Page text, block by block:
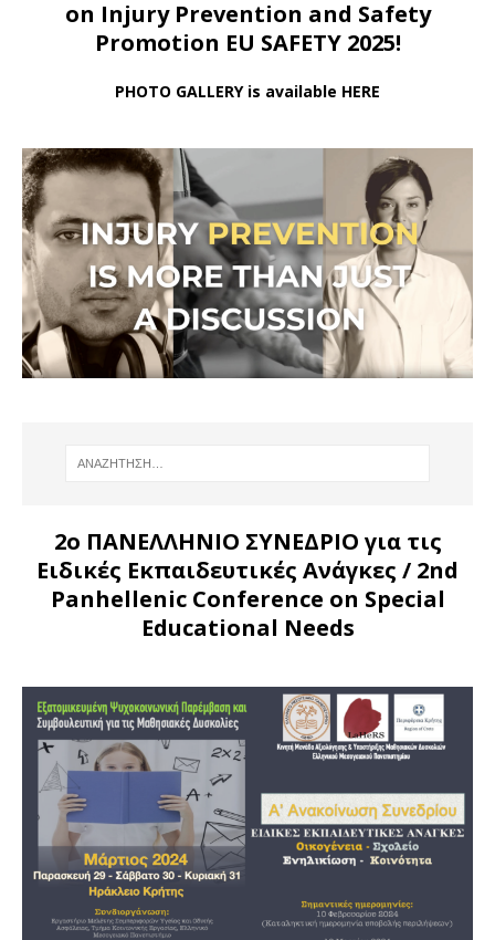
on Injury Prevention and Safety
Promotion EU SAFETY 2025!
PHOTO GALLERY is available HERE
2ο ΠΑΝΕΛΛΗΝΙΟ ΣΥΝΕΔΡΙΟ για τις
Ειδικές Εκπαιδευτικές Ανάγκες / 2nd
Panhellenic Conference on Special
Educational Needs